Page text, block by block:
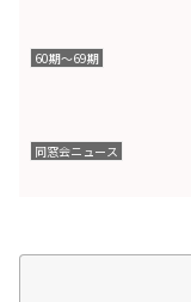
60期～69期
同窓会ニュース